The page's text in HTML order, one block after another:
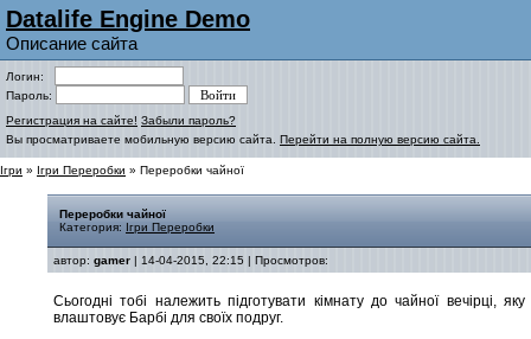
Datalife Engine Demo
Описание сайта
Логин:
Пароль:
Регистрация на сайте! Забыли пароль?
Вы просматриваете мобильную версию сайта. Перейти на полную версию сайта.
Ігри » Ігри Переробки » Переробки чайної
Переробки чайної
Категория: Ігри Переробки
автор: gamer | 14-04-2015, 22:15 | Просмотров:
Сьогодні тобі належить підготувати кімнату до чайної вечірці, яку
влаштовує Барбі для своїх подруг.